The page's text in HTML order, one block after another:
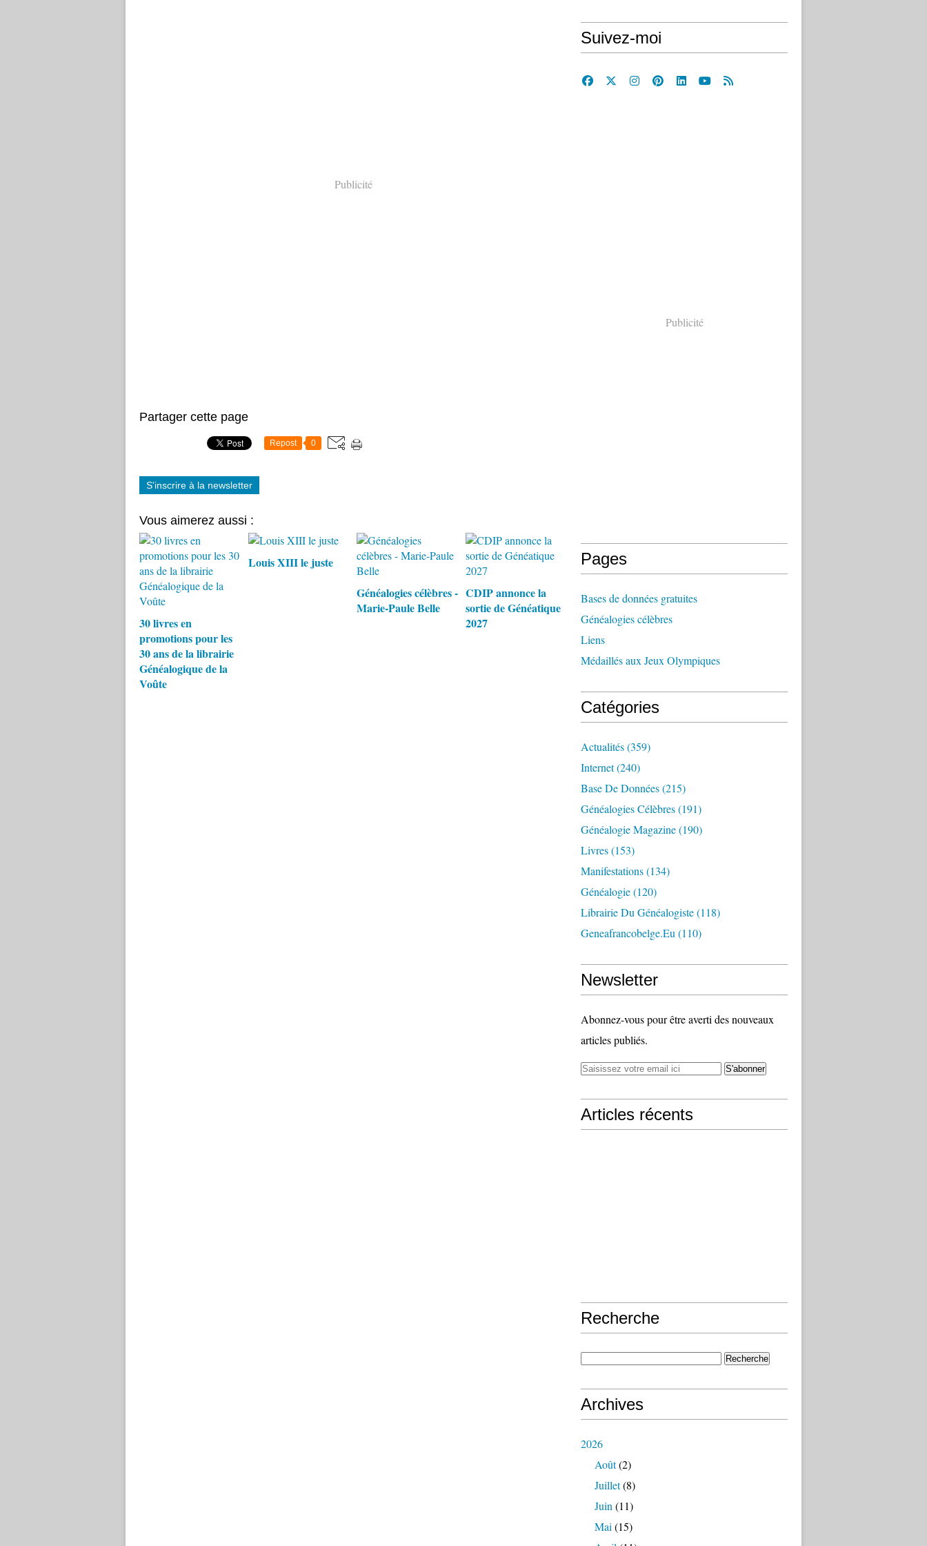
Publicité
Partager cette page
Repost 0
S'inscrire à la newsletter
Vous aimerez aussi :
30 livres en
promotions pour les
30 ans de la librairie
Généalogique de la
Voûte
Louis XIII le juste
Généalogies célèbres -
Marie-Paule Belle
CDIP annonce la
sortie de Généatique
2027
Suivez-moi
Publicité
Pages
Bases de données gratuites
Généalogies célèbres
Liens
Médaillés aux Jeux Olympiques
Catégories
Actualités(359)
Internet(240)
Base De Données(215)
Généalogies Célèbres(191)
Généalogie Magazine(190)
Livres(153)
Manifestations(134)
Généalogie(120)
Librairie Du Généalogiste(118)
Geneafrancobelge.eu (110)
Newsletter
Abonnez-vous pour être averti des nouveaux
articles publiés.
Articles récents
Recherche
Archives
2026
Août(2)
Juillet(8)
Juin (11)
Mai (15)